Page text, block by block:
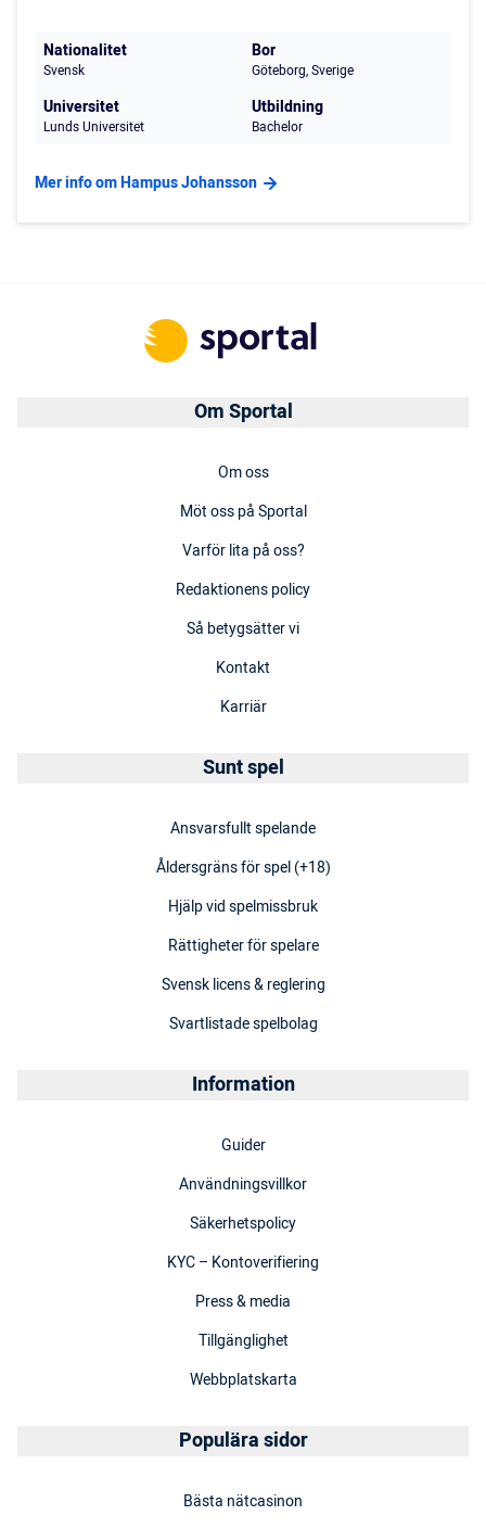
Nationalitet
Svensk
Bor
Göteborg, Sverige
Universitet
Lunds Universitet
Utbildning
Bachelor
Mer info om Hampus Johansson
Om Sportal
Om oss
Möt oss på Sportal
Varför lita på oss?
Redaktionens policy
Så betygsätter vi
Kontakt
Karriär
Sunt spel
Ansvarsfullt spelande
Åldersgräns för spel (+18)
Hjälp vid spelmissbruk
Rättigheter för spelare
Svensk licens & reglering
Svartlistade spelbolag
Information
Guider
Användningsvillkor
Säkerhetspolicy
KYC – Kontoverifiering
Press & media
Tillgänglighet
Webbplatskarta
Populära sidor
Bästa nätcasinon